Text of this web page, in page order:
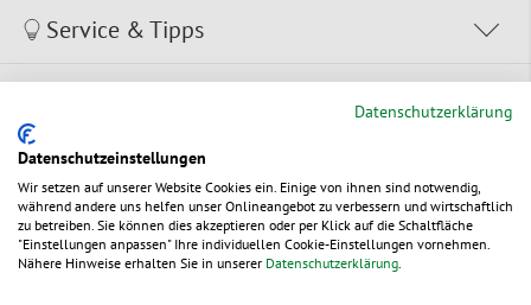
Service & Tipps
Alternative Produkte
Datenschutzerklärung
Datenschutzeinstellungen
Wir setzen auf unserer Website Cookies ein. Einige von ihnen sind notwendig,
während andere uns helfen unser Onlineangebot zu verbessern und wirtschaftlich
zu betreiben. Sie können dies akzeptieren oder per Klick auf die Schaltfläche
"Einstellungen anpassen" Ihre individuellen Cookie-Einstellungen vornehmen.
Nähere Hinweise erhalten Sie in unserer Datenschutzerklärung.